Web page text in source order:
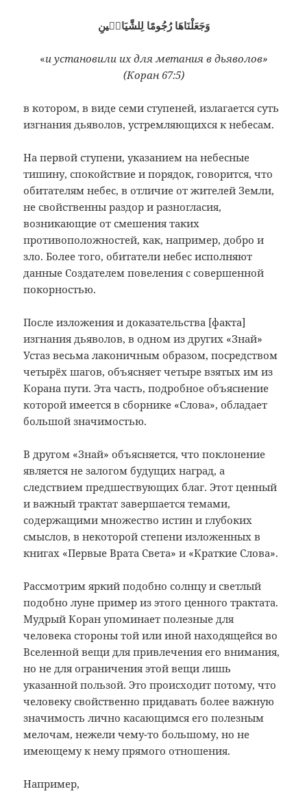
وَجَعَلْنَاهَا رُجُومًا لِلشَّيَاطٖينِ
«и установили их для метания в дьяволов»
(Коран 67:5)
в котором, в виде семи ступеней, излагается суть
изгнания дьяволов, устремляющихся к небесам.
На первой ступени, указанием на небесные
тишину, спокойствие и порядок, говорится, что
обитателям небес, в отличие от жителей Земли,
не свойственны раздор и разногласия,
возникающие от смешения таких
противоположностей, как, например, добро и
зло. Более того, обитатели небес исполняют
данные Создателем повеления с совершенной
покорностью.
После изложения и доказательства [факта]
изгнания дьяволов, в одном из других «Знай»
Устаз весьма лаконичным образом, посредством
четырёх шагов, объясняет четыре взятых им из
Корана пути. Эта часть, подробное объяснение
которой имеется в сборнике «Слова», обладает
большой значимостью.
В другом «Знай» объясняется, что поклонение
является не залогом будущих наград, а
следствием предшествующих благ. Этот ценный
и важный трактат завершается темами,
содержащими множество истин и глубоких
смыслов, в некоторой степени изложенных в
книгах «Первые Врата Света» и «Краткие Слова».
Рассмотрим яркий подобно солнцу и светлый
подобно луне пример из этого ценного трактата.
Мудрый Коран упоминает полезные для
человека стороны той или иной находящейся во
Вселенной вещи для привлечения его внимания,
но не для ограничения этой вещи лишь
указанной пользой. Это происходит потому, что
человеку свойственно придавать более важную
значимость лично касающимся его полезным
мелочам, нежели чему-то большому, но не
имеющему к нему прямого отношения.
Например,